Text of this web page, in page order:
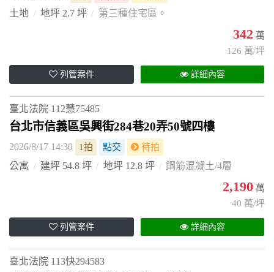
土地 地坪 2.7 坪 第三種住宅區。
342 萬
126 萬/坪
列管案件 詳細內容
臺北法院 112慧75485
台北市信義區吳興街284巷20弄50號四樓
2026/8/17 14:30 1拍 點交 待拍
公寓 建坪 54.8 坪 地坪 12.8 坪 鋼筋混凝土/4層
2,190 萬
40 萬/坪
列管案件 詳細內容
臺北法院 113快294583